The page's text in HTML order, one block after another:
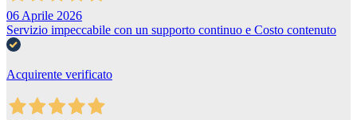
06 Aprile 2026
Servizio impeccabile con un supporto continuo e Costo contenuto
Acquirente verificato